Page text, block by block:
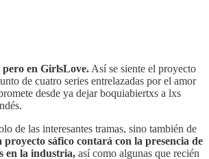
pero en GirlsLove. Así se siente el proyecto
de cuatro series entrelazadas por el amor
desde ya dejar boquiabiertxs a lxs
de las interesantes tramas, sino también de
proyecto sáfico contará con la presencia de
en la industria, así como algunas que recién